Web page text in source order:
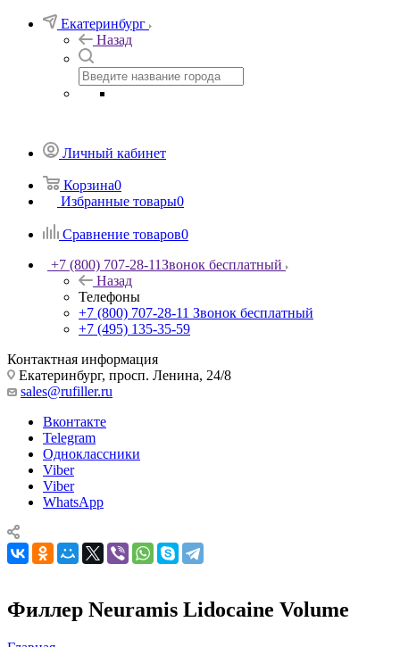
Екатеринбург
Назад
Личный кабинет
Корзина0
Избранные товары0
Сравнение товаров0
+7 (800) 707-28-11Звонок бесплатный
Назад
Телефоны
+7 (800) 707-28-11 Звонок бесплатный
+7 (495) 135-35-59
Контактная информация
Екатеринбург, просп. Ленина, 24/8
sales@rufiller.ru
Вконтакте
Telegram
Одноклассники
Viber
Viber
WhatsApp
Филлер Neuramis Lidocaine Volume